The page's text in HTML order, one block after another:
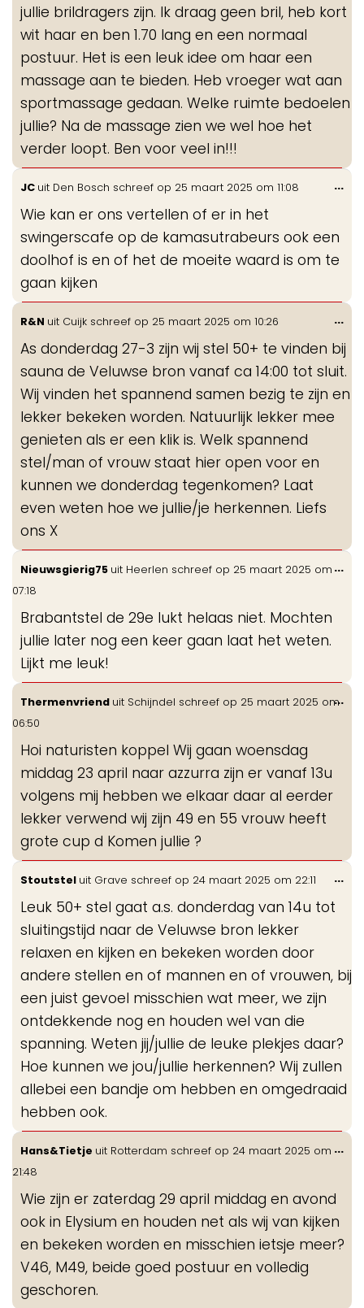
jullie brildragers zijn. Ik draag geen bril, heb kort
wit haar en ben 1.70 lang en een normaal
postuur. Het is een leuk idee om haar een
massage aan te bieden. Heb vroeger wat aan
sportmassage gedaan. Welke ruimte bedoelen
jullie? Na de massage zien we wel hoe het
verder loopt. Ben voor veel in!!!
JC uit Den Bosch schreef op 25 maart 2025 om 11:08
Wie kan er ons vertellen of er in het
swingerscafe op de kamasutrabeurs ook een
doolhof is en of het de moeite waard is om te
gaan kijken
...
R&N uit Cuijk schreef op 25 maart 2025 om 10:26
As donderdag 27-3 zijn wij stel 50+ te vinden bij
sauna de Veluwse bron vanaf ca 14:00 tot sluit.
Wij vinden het spannend samen bezig te zijn en
lekker bekeken worden. Natuurlijk lekker mee
genieten als er een klik is. Welk spannend
stel/man of vrouw staat hier open voor en
kunnen we donderdag tegenkomen? Laat
even weten hoe we jullie/je herkennen. Liefs
ons X
...
Nieuwsgierig75 uit Heerlen schreef op 25 maart 2025 om
07:18
Brabantstel de 29e lukt helaas niet. Mochten
jullie later nog een keer gaan laat het weten.
Lijkt me leuk!
...
Thermenvriend uit Schijndel schreef op 25 maart 2025 om
06:50
Hoi naturisten koppel Wij gaan woensdag
middag 23 april naar azzurra zijn er vanaf 13u
volgens mij hebben we elkaar daar al eerder
lekker verwend wij zijn 49 en 55 vrouw heeft
grote cup d Komen jullie ?
...
Stoutstel uit Grave schreef op 24 maart 2025 om 22:11
Leuk 50+ stel gaat a.s. donderdag van 14u tot
sluitingstijd naar de Veluwse bron lekker
relaxen en kijken en bekeken worden door
andere stellen en of mannen en of vrouwen, bij
een juist gevoel misschien wat meer, we zijn
ontdekkende nog en houden wel van die
spanning. Weten jij/jullie de leuke plekjes daar?
Hoe kunnen we jou/jullie herkennen? Wij zullen
allebei een bandje om hebben en omgedraaid
hebben ook.
...
Hans&Tietje uit Rotterdam schreef op 24 maart 2025 om
21:48
Wie zijn er zaterdag 29 april middag en avond
ook in Elysium en houden net als wij van kijken
en bekeken worden en misschien ietsje meer?
V46, M49, beide goed postuur en volledig
geschoren.
...